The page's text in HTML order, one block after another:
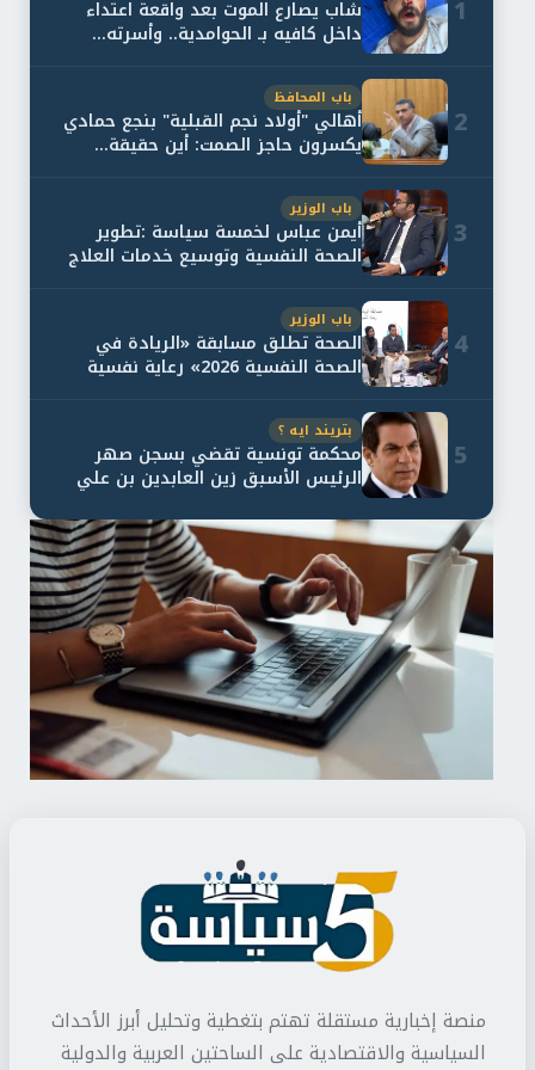
1 شاب يصارع الموت بعد واقعة اعتداء
داخل كافيه بـ الحوامدية.. وأسرته...
2
باب المحافظ
أهالي "أولاد نجم القبلية" بنجع حمادي
يكسرون حاجز الصمت: أين حقيقة...
3
باب الوزير
أيمن عباس لخمسة سياسة :تطوير
الصحة النفسية وتوسيع خدمات العلاج
4
باب الوزير
الصحة تطلق مسابقة «الريادة في
الصحة النفسية 2026» رعاية نفسية
5
بتريند ايه ؟
محكمة تونسية تقضي بسجن صهر
الرئيس الأسبق زين العابدين بن علي
منصة إخبارية مستقلة تهتم بتغطية وتحليل أبرز الأحداث
السياسية والاقتصادية على الساحتين العربية والدولية